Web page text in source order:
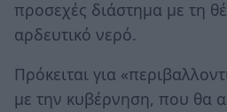
προσεχές διάστημα με τη
αρδευτικό νερό.
Πρόκειται για
με την κυβέρνηση, που θα